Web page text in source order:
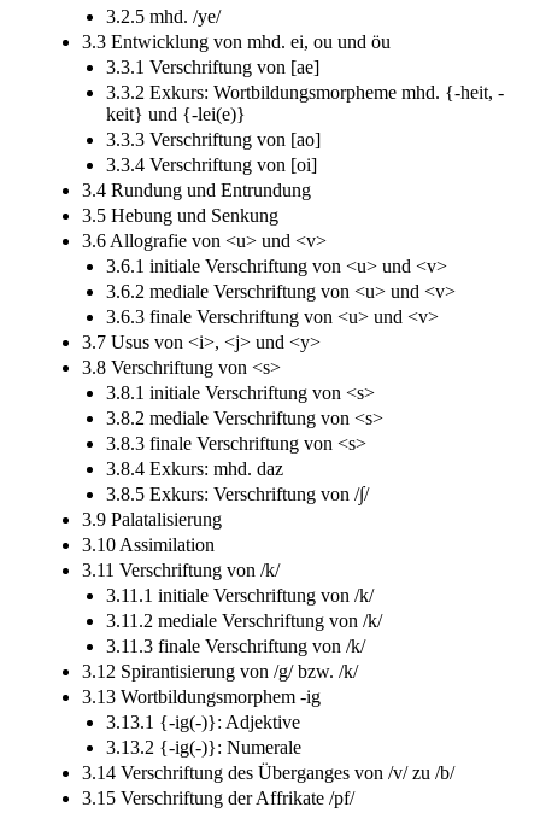
3.2.4 Exkurs: mhd. zuo / ze
3.2.5 mhd. /ye/
3.3 Entwicklung von mhd. ei, ou und öu
3.3.1 Verschriftung von [ae]
3.3.2 Exkurs: Wortbildungsmorpheme mhd. {-heit, -
keit} und {-lei(e)}
3.3.3 Verschriftung von [ao]
3.3.4 Verschriftung von [oi]
3.4 Rundung und Entrundung
3.5 Hebung und Senkung
3.6 Allografie von <u> und <v>
3.6.1 initiale Verschriftung von <u> und <v>
3.6.2 mediale Verschriftung von <u> und <v>
3.6.3 finale Verschriftung von <u> und <v>
3.7 Usus von <i>, <j> und <y>
3.8 Verschriftung von <s>
3.8.1 initiale Verschriftung von <s>
3.8.2 mediale Verschriftung von <s>
3.8.3 finale Verschriftung von <s>
3.8.4 Exkurs: mhd. daz
3.8.5 Exkurs: Verschriftung von /∫/
3.9 Palatalisierung
3.10 Assimilation
3.11 Verschriftung von /k/
3.11.1 initiale Verschriftung von /k/
3.11.2 mediale Verschriftung von /k/
3.11.3 finale Verschriftung von /k/
3.12 Spirantisierung von /g/ bzw. /k/
3.13 Wortbildungsmorphem -ig
3.13.1 {-ig(-)}: Adjektive
3.13.2 {-ig(-)}: Numerale
3.14 Verschriftung des Überganges von /v/ zu /b/